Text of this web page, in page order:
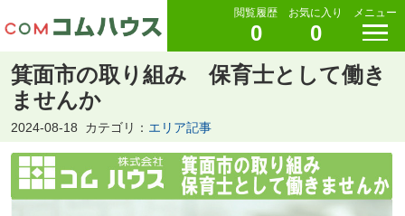
閲覧履歴
0
お気に入り
0
メニュー
箕面市の取り組み 保育士として働き
ませんか
2024-08-18 カテゴリ： エリア記事